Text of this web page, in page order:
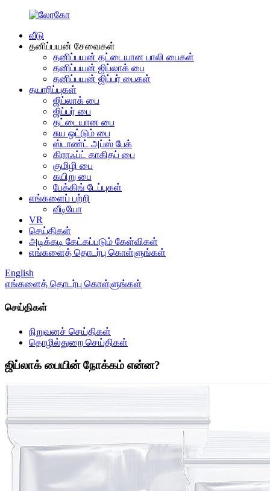
வீடு
தனிப்பயன் சேவைகள்
தனிப்பயன் தட்டையான பாலி பைகள்
தனிப்பயன் ஜிப்லாக் பை
தனிப்பயன் ஜிப்பர் பைகள்
தயாரிப்புகள்
ஜிப்லாக் பை
ஜிப்பர் பை
தட்டையான பை
சுய ஒட்டும் பை
ஸ்டாண்ட் அப்ஸ் பேக்
கிராஃப்ட் காகிதப் பை
குமிழி பை
கயிறு பை
பேக்கிங் டேப்புகள்
எங்களைப் பற்றி
வீடியோ
VR
செய்திகள்
அடிக்கடி கேட்கப்படும் கேள்விகள்
எங்களைத் தொடர்பு கொள்ளுங்கள்
English
எங்களைத் தொடர்பு கொள்ளுங்கள்
செய்திகள்
நிறுவனச் செய்திகள்
தொழில்துறை செய்திகள்
ஜிப்லாக் பையின் நோக்கம் என்ன?